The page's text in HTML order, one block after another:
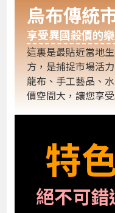
烏布傳統
享受異國殺價的
這裏是最貼近當地
方，是捕捉市場活
龍布、手工藝品、
價空間大，讓您享
特
絕不可